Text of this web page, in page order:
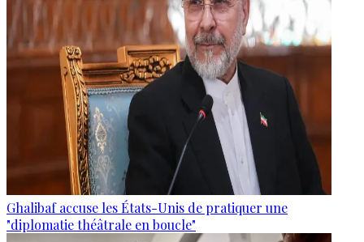
Ghalibaf accuse les États-Unis de pratiquer une
"diplomatie théâtrale en boucle"